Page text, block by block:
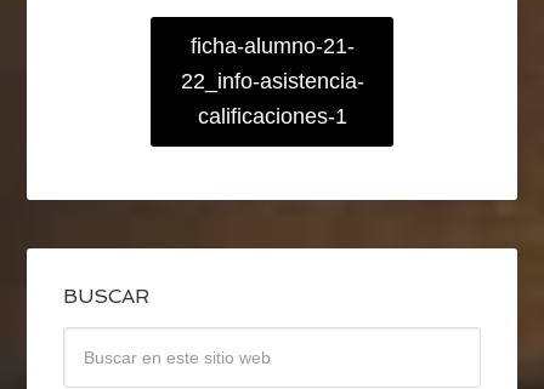
ficha-alumno-21-
22_info-asistencia-
calificaciones-1
BUSCAR